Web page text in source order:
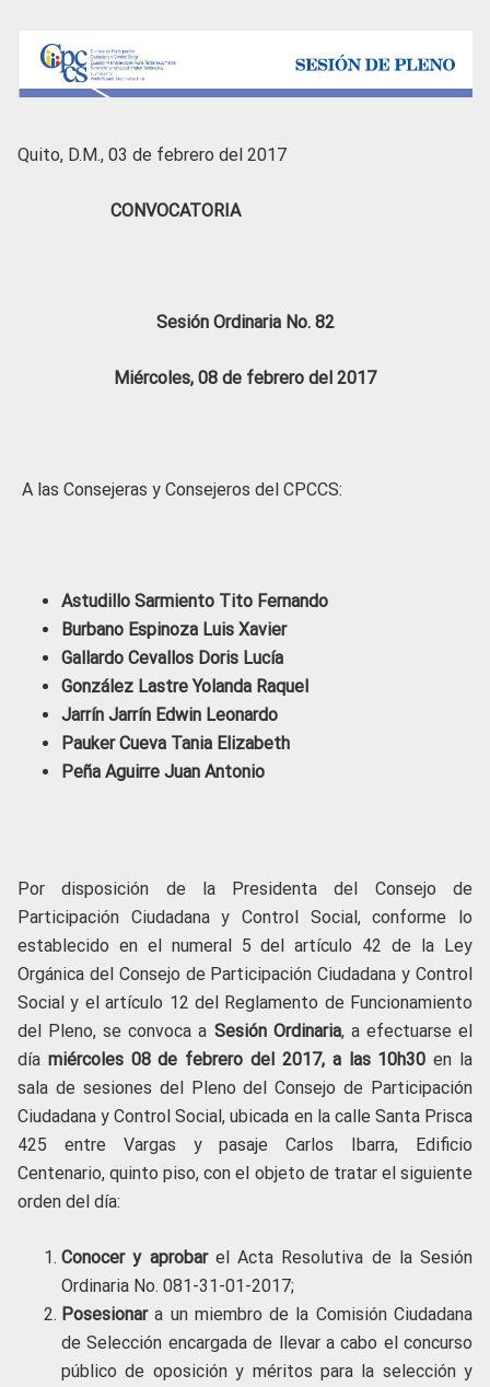
Quito, D.M., 03 de febrero del 2017
CONVOCATORIA
Sesión Ordinaria No. 82
Miércoles, 08 de febrero del 2017
A las Consejeras y Consejeros del CPCCS:
Astudillo Sarmiento Tito Fernando
Burbano Espinoza Luis Xavier
Gallardo Cevallos Doris Lucía
González Lastre Yolanda Raquel
Jarrín Jarrín Edwin Leonardo
Pauker Cueva Tania Elizabeth
Peña Aguirre Juan Antonio
Por disposición de la Presidenta del Consejo de
Participación Ciudadana y Control Social, conforme lo
establecido en el numeral 5 del artículo 42 de la Ley
Orgánica del Consejo de Participación Ciudadana y Control
Social y el artículo 12 del Reglamento de Funcionamiento
del Pleno, se convoca a Sesión Ordinaria, a efectuarse el
día miércoles 08 de febrero del 2017, a las 10h30en la
sala de sesiones del Pleno del Consejo de Participación
Ciudadana y Control Social, ubicada en la calle Santa Prisca
425 entre Vargas y pasaje Carlos Ibarra, Edificio
Centenario, quinto piso, con el objeto de tratar el siguiente
orden del día:
Conocer y aprobarel Acta Resolutiva de la Sesión
Ordinaria No. 081-31-01-2017;
Posesionara un miembro de la Comisión Ciudadana
de Selección encargada de llevar a cabo el concurso
público de oposición y méritos para la selección y